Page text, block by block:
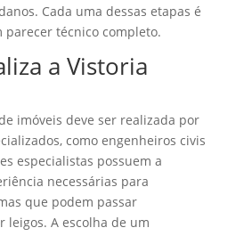
Cada uma dessas etapas é
parecer técnico completo.
a Vistoria
imóveis deve ser realizada por
como engenheiros civis
especialistas possuem a
necessárias para
que podem passar
leigos. A escolha de um